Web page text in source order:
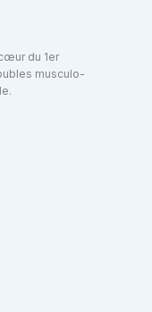
du 1er
musculo-